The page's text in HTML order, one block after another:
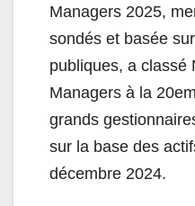
Managers 2025,
sondés et basée
publiques, a classé
Managers à la
grands
sur la base des
décembre 2024.